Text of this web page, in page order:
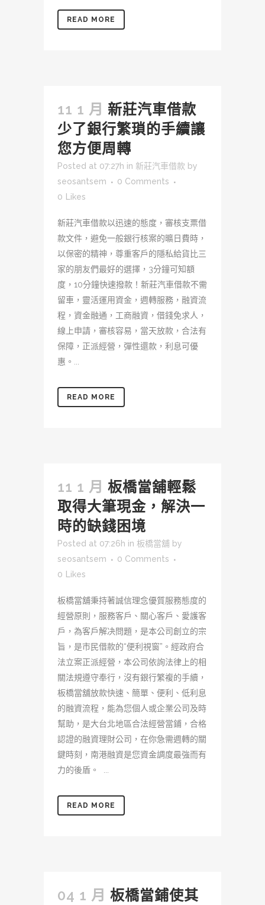
READ MORE
11 1 月 新莊汽車借款
少了銀行繁瑣的手續讓
您方便周轉
Posted at 07:27h in 新莊汽車借款 by
seosantsem
0 Comments
0 Likes
新莊汽車借款以迅速的態度，審核支票借
款文件，避免一般銀行核案的曠日費時，
以保密的精神，尊重客戶的隱私給貨比三
家的朋友們最好的選擇，3分鐘可知額
度，10分鐘快速撥款！新莊汽車借款不需
留車，靈活運用資金，週轉服務，融資流
程，資金融通，工商融資，借錢免求人，
線上申請，審核容易，當天放款，合法有
保障，正派經營，彈性還款，利息可優
惠。...
READ MORE
11 1 月 板橋當舖輕鬆
取得大筆現金，解決一
時的缺錢困境
Posted at 07:26h in 板橋當舖 by
seosantsem
0 Comments
0 Likes
板橋當舖秉持著誠信理念優質服務態度的
經營原則，服務客戶、關心客戶、愛護客
戶，為客戶解决問題，是本公司創立的宗
旨，是市民借款的“便利視窗”。經政府合
法立案正派經營，本公司依詢法律上的相
關法規遵守奉行，沒有銀行繁複的手續，
板橋當舖放款快速、簡單、便利、低利息
的融資流程，能為您個人或企業公司及時
幫助，是大台北地區合法經營當鋪，合格
認證的融資理財公司，在你急需週轉的關
鍵時刻，南港融資是您資金調度最強而有
力的後盾。 ...
READ MORE
04 1 月 板橋當鋪使其